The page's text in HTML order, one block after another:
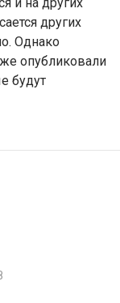
других
Однако
опубликовали
будут